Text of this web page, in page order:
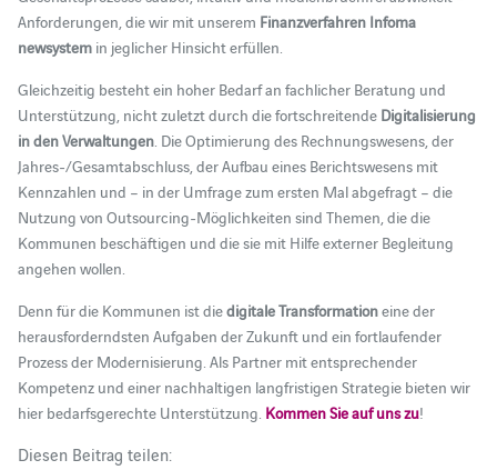
Anforderungen, die wir mit unserem Finanzverfahren Infoma
newsystemin jeglicher Hinsicht erfüllen.
Gleichzeitig besteht ein hoher Bedarf an fachlicher Beratung und
Unterstützung, nicht zuletzt durch die fortschreitende Digitalisierung
in den Verwaltungen. Die Optimierung des Rechnungswesens, der
Jahres-/Gesamtabschluss, der Aufbau eines Berichtswesens mit
Kennzahlen und – in der Umfrage zum ersten Mal abgefragt – die
Nutzung von Outsourcing-Möglichkeiten sind Themen, die die
Kommunen beschäftigen und die sie mit Hilfe externer Begleitung
angehen wollen.
Denn für die Kommunen ist diedigitale Transformationeine der
herausforderndsten Aufgaben der Zukunft und ein fortlaufender
Prozess der Modernisierung. Als Partner mit entsprechender
Kompetenz und einer nachhaltigen langfristigen Strategie bieten wir
hier bedarfsgerechte Unterstützung. Kommen Sie auf uns zu!
Diesen Beitrag teilen: